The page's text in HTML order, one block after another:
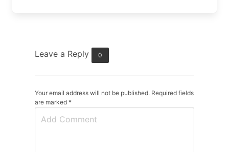
Leave a Reply 0
Your email address will not be published. Required fields
are marked *